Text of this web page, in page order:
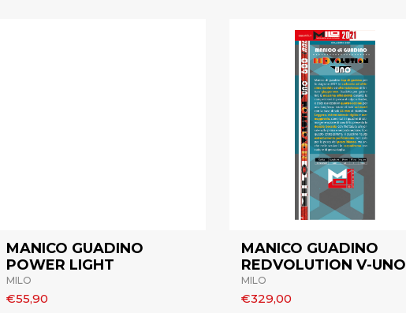
MANICO GUADINO
POWER LIGHT
MILO
€55,90
MANICO GUADINO
REDVOLUTION V-UNO
MILO
€329,00